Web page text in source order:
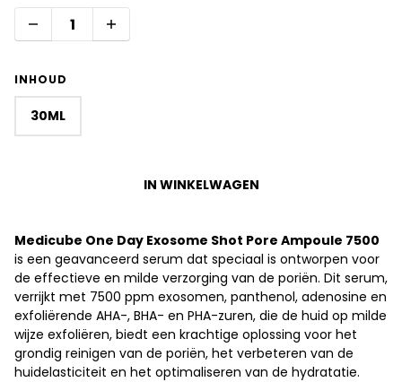
INHOUD
30ML
IN WINKELWAGEN
Medicube One Day Exosome Shot Pore Ampoule 7500
is een geavanceerd serum dat speciaal is ontworpen voor
de effectieve en milde verzorging van de poriën. Dit serum,
verrijkt met 7500 ppm exosomen, panthenol, adenosine en
exfoliërende AHA-, BHA- en PHA-zuren, die de huid op milde
wijze exfoliëren, biedt een krachtige oplossing voor het
grondig reinigen van de poriën, het verbeteren van de
huidelasticiteit en het optimaliseren van de hydratatie.